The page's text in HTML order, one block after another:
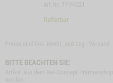
lieferbar
BITTE BEACHTEN SIE: